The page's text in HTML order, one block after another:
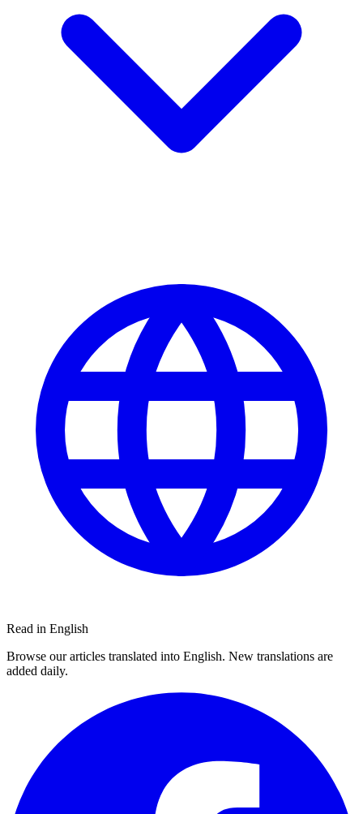
Read in English
Browse our articles translated into English. New translations are
added daily.